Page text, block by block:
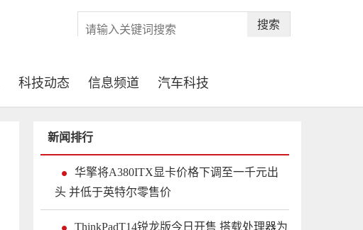
搜索
科技动态 信息频道 汽车科技
新闻排行
华擎将A380ITX显卡价格下调至一千元出
头 并低于英特尔零售价
ThinkPadT14锐龙版今日开售 搭载处理器为